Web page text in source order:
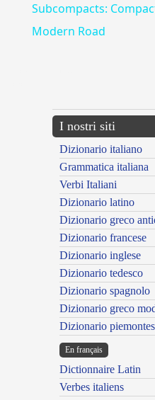
Subcompacts:
Modern Road
I nostri siti
Dizionario italiano
Grammatica italiana
Verbi Italiani
Dizionario latino
Dizionario greco
Dizionario francese
Dizionario inglese
Dizionario tedesco
Dizionario spagnolo
Dizionario greco
Dizionario
En français
Dictionnaire Latin
Verbes italiens